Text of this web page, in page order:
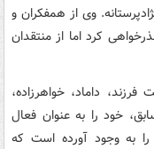
وی از همفکران و
کرد اما از منتقدان
داماد، خواهرزاده،
خود را به عنوان فعال
به وجود آورده است که